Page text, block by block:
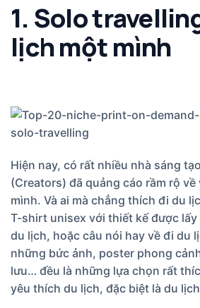
1. Solo
lịch một mình
Hiện nay, có rất nhiều nhà sáng
(Creators) đã quảng cáo rầm rộ
mình. Và ai mà chẳng thích đi du
T-shirt unisex với thiết kế được
du lịch, hoặc câu nói hay về đi du
những bức ảnh, poster phong
lưu… đều là những lựa chọn rất
yêu thích du lịch, đặc biệt là du